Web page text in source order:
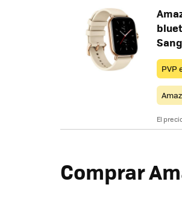
PVP
El
Comprar